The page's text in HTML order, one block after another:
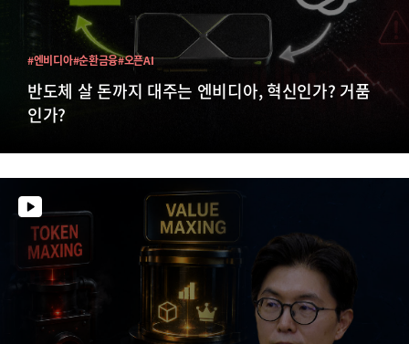
반도체 살 돈까지 대주는 엔비디아, 혁신인가? 거품
인가?
#엔비디아#순환금융#오픈AI